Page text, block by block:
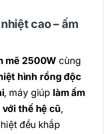
cao – ấm
mẽ 2500W cùng
hình rồng độc
, máy giúp làm ấm
thế hệ cũ,
đều khắp